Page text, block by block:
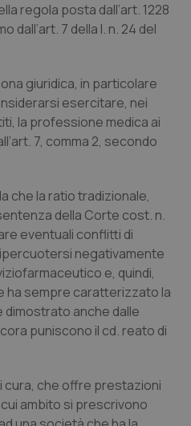
regola posta dall’art. 1228
dall’art. 7 della l. n. 24 del
giuridica, in particolare
esercitare, nei
la professione medica ai
7, comma 2, secondo
che la ratio tradizionale,
della Corte cost. n.
eventuali conflitti di
negativamente
e, quindi,
ha sempre caratterizzato la
dimostrato anche dalle
puniscono il cd. reato di
cura, che offre prestazioni
ambito si prescrivono